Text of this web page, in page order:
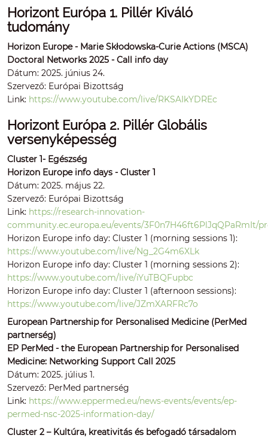
Horizont Európa 1. Pillér Kiváló
tudomány
Horizon Europe - Marie Skłodowska-Curie Actions (MSCA)
Doctoral Networks 2025 - Call info day
Dátum: 2025. június 24.
Szervező: Európai Bizottság
Link: https://www.youtube.com/live/RKSAIkYDREc
Horizont Európa 2. Pillér Globális
versenyképesség
Cluster 1- Egészség
Horizon Europe info days - Cluster 1
Dátum: 2025. május 22.
Szervező: Európai Bizottság
Link: https://research-innovation-
community.ec.europa.eu/events/3F0n7H46ft6PlJqQPaRmIt/
Horizon Europe info day: Cluster 1 (morning sessions 1):
https://www.youtube.com/live/Ng_2G4m6XLk
Horizon Europe info day: Cluster 1 (morning sessions 2):
https://www.youtube.com/live/iYuTBQFupbc
Horizon Europe info day: Cluster 1 (afternoon sessions):
https://www.youtube.com/live/JZmXARFRc7o
European Partnership for Personalised Medicine (PerMed
partnerség)
EP PerMed - the European Partnership for Personalised
Medicine: Networking Support Call 2025
Dátum: 2025. július 1.
Szervező: PerMed partnerség
Link: https://www.eppermed.eu/news-events/events/ep-
permed-nsc-2025-information-day/
Cluster 2 – Kultúra, kreativitás és befogadó társadalom